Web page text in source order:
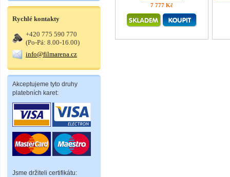
Rychlé kontakty
+420 775 590 770
(Po-Pá: 8.00-16.00)
info@filmarena.cz
Akceptujeme tyto druhy
platebních karet:
Jsme držiteli certifikátu:
7 777 Kč